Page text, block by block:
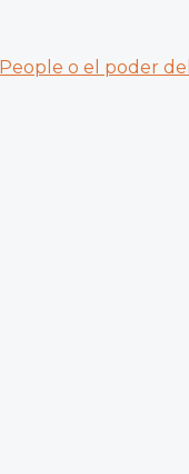
o el poder